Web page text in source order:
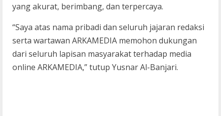
yang akurat, berimbang, dan terpercaya.
“Saya atas nama pribadi dan seluruh jajaran redaksi
serta wartawan ARKAMEDIA memohon dukungan
dari seluruh lapisan masyarakat terhadap media
online ARKAMEDIA,” tutup Yusnar Al-Banjari.